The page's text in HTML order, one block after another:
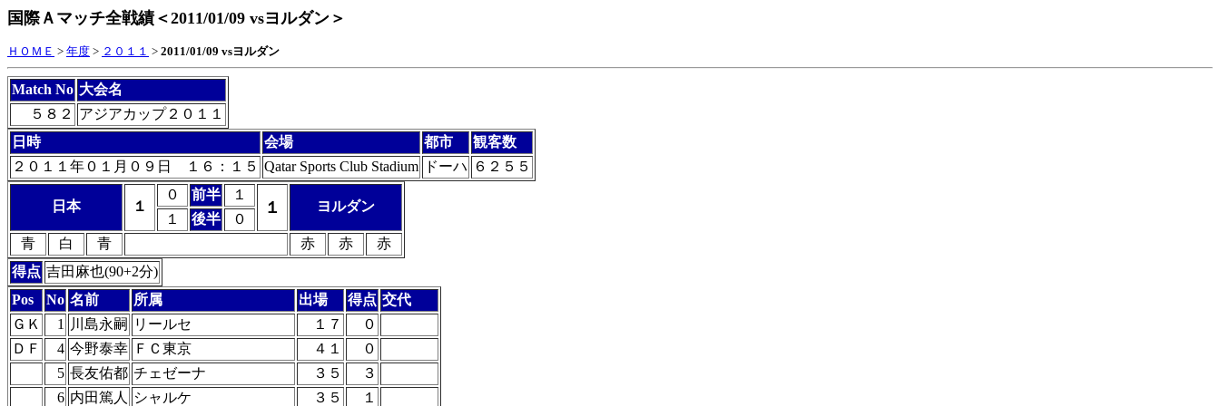
国際Ａマッチ全戦績＜2011/01/09 vsヨルダン＞
ＨＯＭＥ > 年度 > ２０１１ > 2011/01/09 vsヨルダン
Match No 大会名
５８２
アジアカップ２０１１
日時
会場 都市
観客数
２０１１年０１月０９日 １６：１５ Qatar Sports Club Stadium ドーハ ６２５５
日本 １
０ 前半 １
１
ヨルダン
１
後半
０
青
白 青 赤 赤
赤
得点 吉田麻也(90+2分)
Pos
No 名前 所属 出場 得点 交代
ＧＫ
1 川島永嗣 リールセ １７
０
ＤＦ
4 今野泰幸 ＦＣ東京 ４１
０
5 長友佑都 チェゼーナ ３５
３
6 内田篤人 シャルケ ３５
１